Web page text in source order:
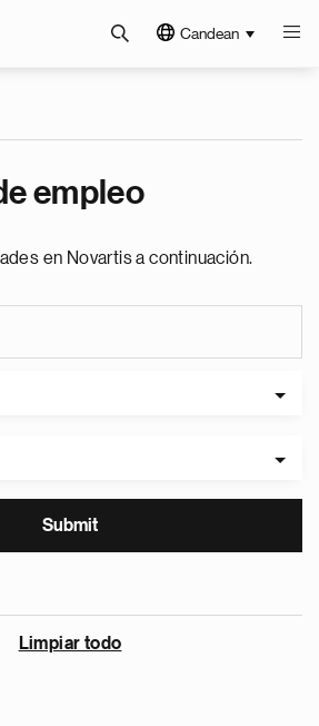
Candean
empleo
en Novartis a continuación.
Limpiar todo